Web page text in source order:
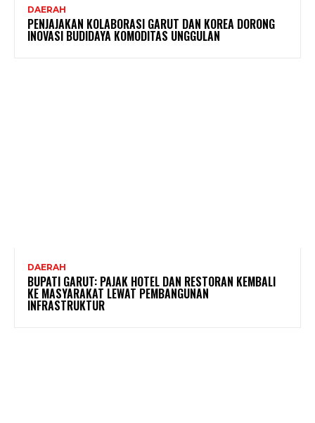
DAERAH
PENJAJAKAN KOLABORASI GARUT DAN KOREA DORONG
INOVASI BUDIDAYA KOMODITAS UNGGULAN
DAERAH
BUPATI GARUT: PAJAK HOTEL DAN RESTORAN KEMBALI
KE MASYARAKAT LEWAT PEMBANGUNAN
INFRASTRUKTUR